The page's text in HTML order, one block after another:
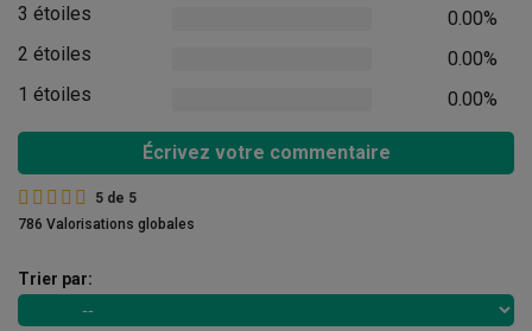
3 étoiles
0.00%
2 étoiles
0.00%
1 étoiles
0.00%
Écrivez votre commentaire
5 de 5
786 Valorisations globales
Trier par: